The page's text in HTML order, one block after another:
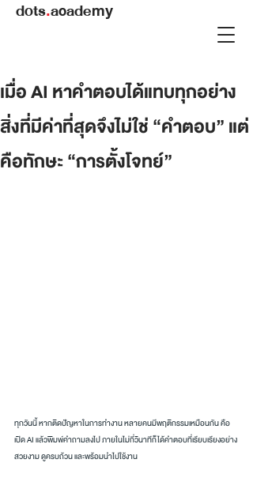
dots.academy
เมื่อ AI หาคำตอบได้แทบทุกอย่าง
สิ่งที่มีค่าที่สุดจึงไม่ใช่ “คำตอบ” แต่
คือทักษะ “การตั้งโจทย์”
ทุกวันนี้ หากติดปัญหาในการทำงาน หลายคนมีพฤติกรรมเหมือนกัน คือ
เปิด AI แล้วพิมพ์คำถามลงไป ภายในไม่กี่วินาทีก็ได้คำตอบที่เรียบเรียงอย่าง
สวยงาม ดูครบถ้วน และพร้อมนำไปใช้งาน